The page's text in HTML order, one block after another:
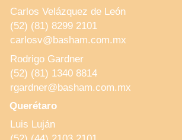
Carlos Velázquez de León
(52) (81) 8299 2101
carlosv@basham.com.mx
Rodrigo Gardner
(52) (81) 1340 8814
rgardner@basham.com.mx
Querétaro
Luis Luján